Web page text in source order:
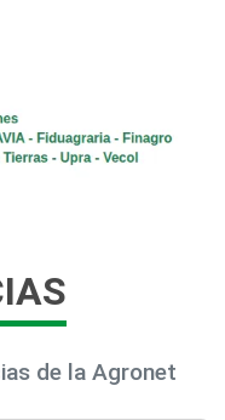
de la Agronet